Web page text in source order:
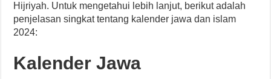
Hijriyah. Untuk mengetahui lebih lanjut, berikut adalah
penjelasan singkat tentang kalender jawa dan islam
2024:
Kalender Jawa